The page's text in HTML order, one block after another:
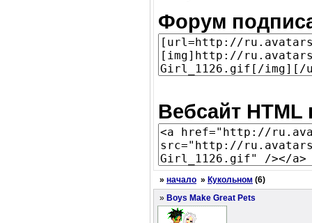
Форум
Вебсайт HTML
» начало » Кукольном (6)
» Boys Make Great Pets